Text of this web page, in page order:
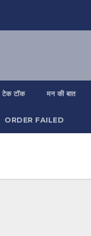
टेक टॉक मन की बात
ORDER FAILED